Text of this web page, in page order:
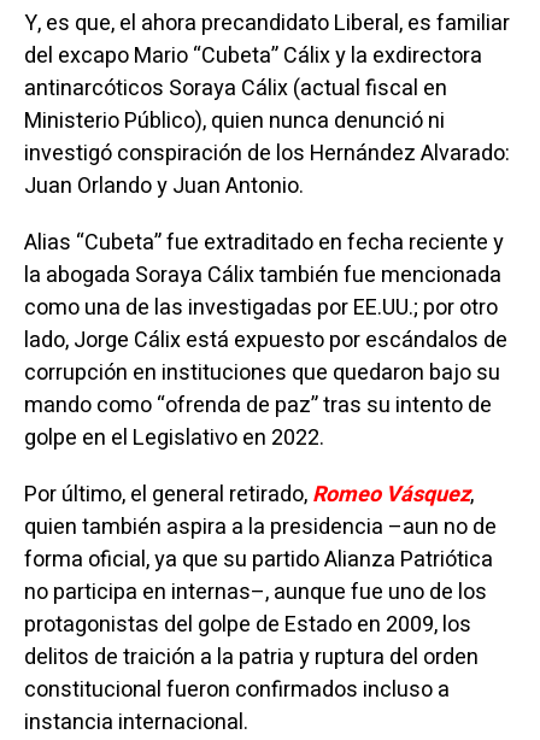
Y, es que, el ahora precandidato Liberal, es familiar
del excapo Mario “Cubeta” Cálix y la exdirectora
antinarcóticos Soraya Cálix (actual fiscal en
Ministerio Público), quien nunca denunció ni
investigó conspiración de los Hernández Alvarado:
Juan Orlando y Juan Antonio.
Alias “Cubeta” fue extraditado en fecha reciente y
la abogada Soraya Cálix también fue mencionada
como una de las investigadas por EE.UU.; por otro
lado, Jorge Cálix está expuesto por escándalos de
corrupción en instituciones que quedaron bajo su
mando como “ofrenda de paz” tras su intento de
golpe en el Legislativo en 2022.
Por último, el general retirado,Romeo Vásquez,
quien también aspira a la presidencia –aun no de
forma oficial, ya que su partido Alianza Patriótica
no participa en internas–, aunque fue uno de los
protagonistas del golpe de Estado en 2009, los
delitos de traición a la patria y ruptura del orden
constitucional fueron confirmados incluso a
instancia internacional.